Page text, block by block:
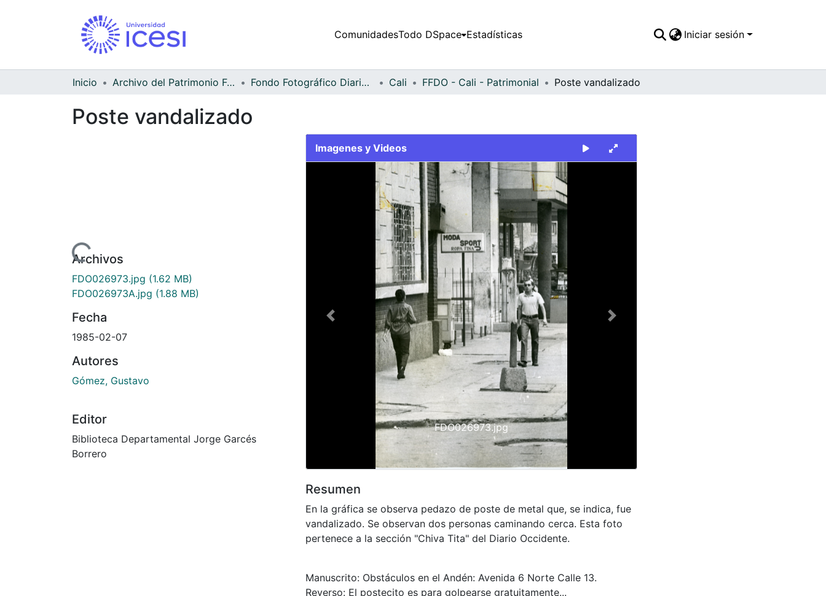
ComunidadesTodo DSpace Estadísticas Iniciar sesión
Inicio Archivo del Patrimonio Fotográfico y Fílmico del Valle del Cauca Fondo Fotográfico Diario Occidente Cali FFDO - Cali - Patrimonial Poste vandalizado
Poste vandalizado
Cargando...
Archivos
FDO026973.jpg (1.62 MB)
FDO026973A.jpg (1.88 MB)
Fecha
1985-02-07
Autores
Gómez, Gustavo
Editor
Biblioteca Departamental Jorge Garcés
Borrero
Imagenes y Videos
FDO026973.jpg
Previous Next
Resumen
En la gráfica se observa pedazo de poste de metal que, se indica, fue
vandalizado. Se observan dos personas caminando cerca. Esta foto
pertenece a la sección "Chiva Tita" del Diario Occidente.
Manuscrito: Obstáculos en el Andén: Avenida 6 Norte Calle 13.
Reverso: El postecito es para golpearse gratuitamente...